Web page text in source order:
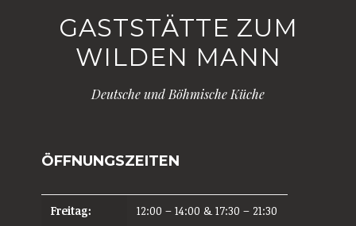
GASTSTÄTTE ZUM
WILDEN MANN
Deutsche und Böhmische Küche
ÖFFNUNGSZEITEN
Freitag: 12:00 – 14:00 & 17:30 – 21:30